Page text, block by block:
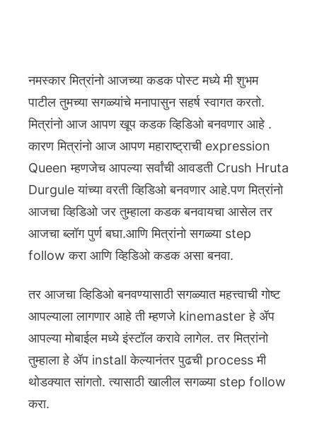
नमस्कार मित्रांनो आजच्या कडक पोस्ट मध्ये मी शुभम
पाटील तुमच्या सगळ्यांचे मनापासुन सहर्ष स्वागत करतो.
मित्रांनो आज आपण खूप कडक व्हिडिओ बनवणार आहे .
कारण मित्रांनो आज आपण महाराष्ट्राची expression
Queen म्हणजेच आपल्या सर्वांची आवडती Crush Hruta
Durgule यांच्या वरती व्हिडिओ बनवणार आहे.पण मित्रांनो
आजचा व्हिडिओ जर तुम्हाला कडक बनवायचा आसेल तर
आजचा ब्लॉग पुर्ण बघा.आणि मित्रांनो सगळ्या step
follow करा आणि व्हिडिओ कडक असा बनवा.
तर आजचा व्हिडिओ बनवण्यासाठी सगळ्यात महत्त्वाची गोष्ट
आपल्याला लागणार आहे ती म्हणजे kinemaster हे ॲप
आपल्या मोबाईल मध्ये इंस्टॉल करावे लागेल. तर मित्रांनो
तुम्हाला हे ॲप install केल्यानंतर पुढची process मी
थोडक्यात सांगतो. त्यासाठी खालील सगळ्या step follow
करा.